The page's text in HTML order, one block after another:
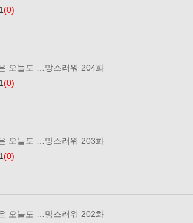
(0)
오늘도 …망스러워 204화
(0)
오늘도 …망스러워 203화
(0)
오늘도 …망스러워 202화